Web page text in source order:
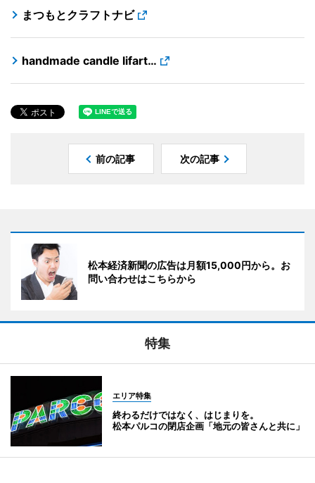
まつもとクラフトナビ
handmade candle lifart…
前の記事 次の記事
松本経済新聞の広告は月額15,000円から。お
問い合わせはこちらから
特集
エリア特集
終わるだけではなく、はじまりを。
松本パルコの閉店企画「地元の皆さんと共に」